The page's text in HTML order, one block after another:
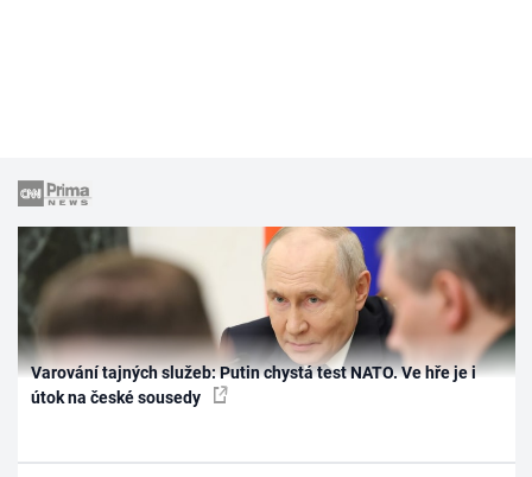
Varování tajných služeb: Putin chystá test NATO. Ve hře je i
útok na české sousedy